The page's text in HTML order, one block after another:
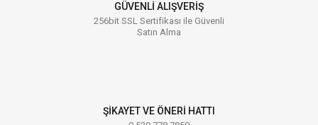
GÜVENLİ ALIŞVERİŞ
256bit SSL Sertifikası ile Güvenli
Satın Alma
ŞİKAYET VE ÖNERİ HATTI